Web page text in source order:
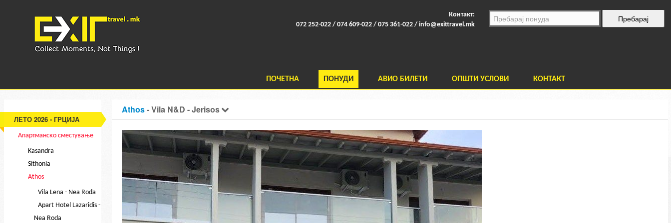
Контакт:
072 252-022 / 074 609-022 / 075 361-022 / info@exittravel.mk
ПОЧЕТНА ПОНУДИ АВИО БИЛЕТИ ОПШТИ УСЛОВИ КОНТАКТ
ЛЕТО 2026 - ГРЦИЈА
Апартманско сместување
Kasandra
Sithonia
Athos
Vila Lena - Nea Roda
Apart Hotel Lazaridis -
Nea Roda
Athos- Vila N&D - Jerisos